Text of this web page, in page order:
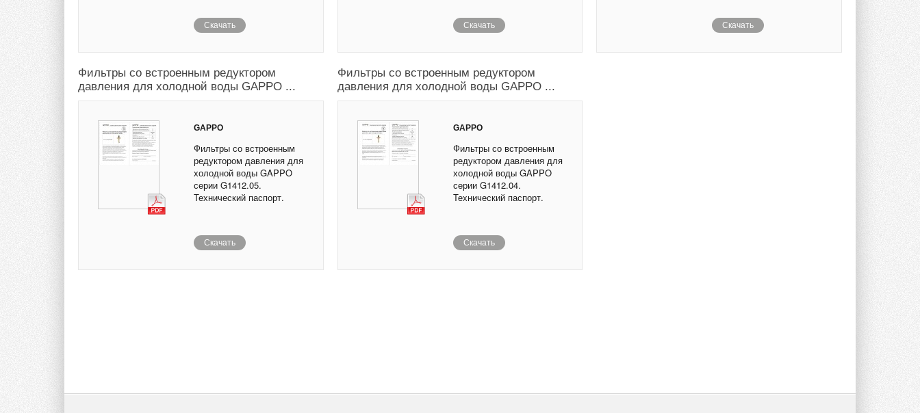
Скачать Скачать Скачать
Фильтры со встроенным редуктором
давления для холодной воды GAPPO ...
GAPPO
Фильтры со встроенным
редуктором давления для
холодной воды GAPPO
серии G1412.05.
Технический паспорт.
Скачать
Фильтры со встроенным редуктором
давления для холодной воды GAPPO ...
GAPPO
Фильтры со встроенным
редуктором давления для
холодной воды GAPPO
серии G1412.04.
Технический паспорт.
Скачать